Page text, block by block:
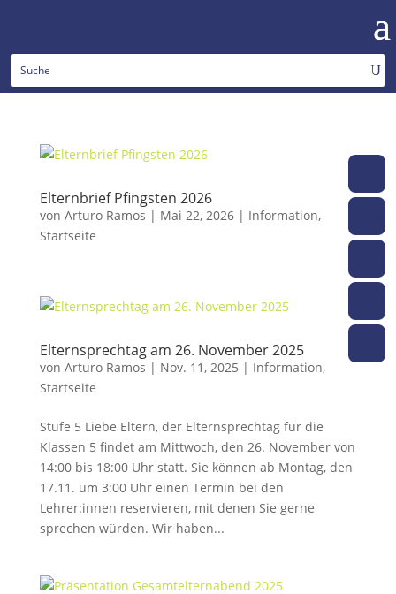
Elternbrief Pfingsten 2026
von Arturo Ramos | Mai 22, 2026| Information,
Startseite
Elternsprechtag am 26. November 2025
von Arturo Ramos | Nov. 11, 2025 | Information,
Startseite
Stufe 5 Liebe Eltern, der Elternsprechtag für die
Klassen 5 findet am Mittwoch, den 26. November von
14:00 bis 18:00 Uhr statt. Sie können ab Montag, den
17.11. um 3:00 Uhr einen Termin bei den
Lehrer:innen reservieren, mit denen Sie gerne
sprechen würden. Wir haben...